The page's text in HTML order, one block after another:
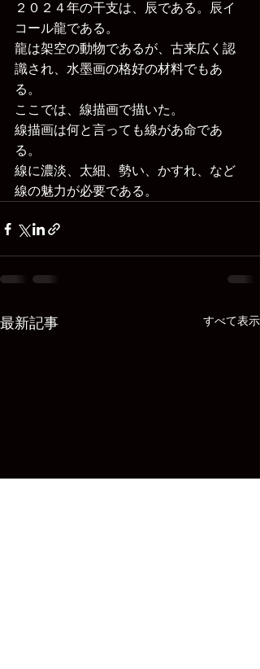
２０２４年の干支は、辰である。辰イ
コール龍である。
龍は架空の動物であるが、古来広く認
識され、水墨画の格好の材料でもあ
る。
ここでは、線描画で描いた。
線描画は何と言っても線があ命であ
る。
線に濃淡、太細、勢い、かすれ、など
線の魅力が必要である。
最新記事 すべて表示